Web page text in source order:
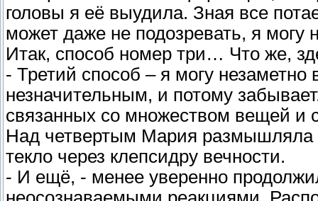
головы я её выудила. Зная все
может даже не подозревать, я могу
Итак, способ номер три… Что же,
- Третий способ – я могу незаметно
незначительным, и потому
связанных со множеством вещей и
Над четвертым Мария размышляла
текло через клепсидру вечности.
- И ещё, - менее уверенно